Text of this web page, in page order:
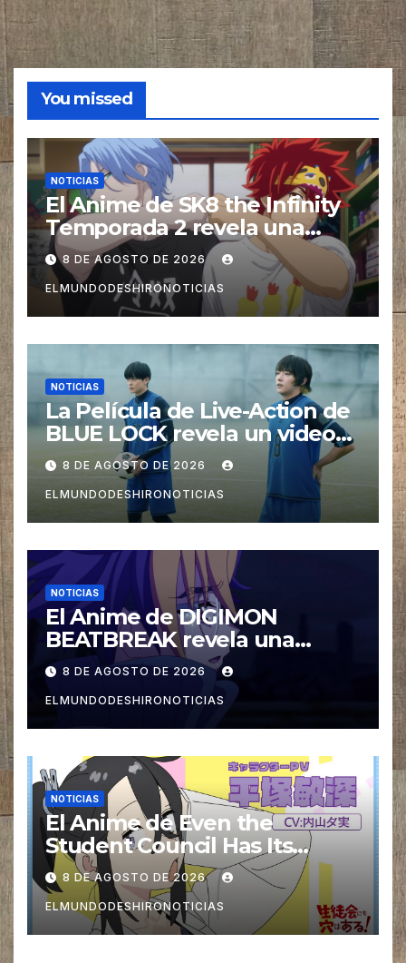
You missed
NOTICIAS
El Anime de SK8 the Infinity
Temporada 2 revela una
imagen promocional
8 DE AGOSTO DE 2026
ELMUNDODESHIRONOTICIAS
NOTICIAS
La Película de Live-Action de
BLUE LOCK revela un video
especial con el tema musical
interpretado por Ado
8 DE AGOSTO DE 2026
ELMUNDODESHIRONOTICIAS
NOTICIAS
El Anime de DIGIMON
BEATBREAK revela una
nueva imagen para su ultimo
Arco Asuka
8 DE AGOSTO DE 2026
ELMUNDODESHIRONOTICIAS
NOTICIAS
El Anime de Even the
Student Council Has Its
Holes! revela una nueva Voz
8 DE AGOSTO DE 2026
ELMUNDODESHIRONOTICIAS